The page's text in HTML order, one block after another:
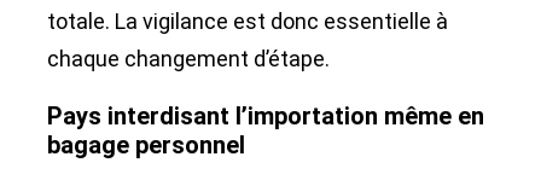
totale. La vigilance est donc essentielle à
chaque changement d’étape.
Pays interdisant l’importation même en
bagage personnel